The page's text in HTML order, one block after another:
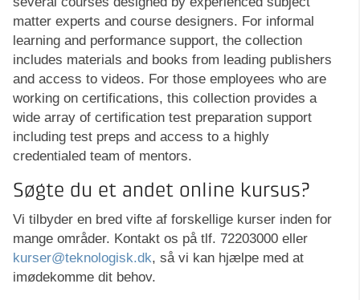
matter experts and course designers. For informal
learning and performance support, the collection
includes materials and books from leading publishers
and access to videos. For those employees who are
working on certifications, this collection provides a
wide array of certification test preparation support
including test preps and access to a highly
credentialed team of mentors.
Søgte du et andet online kursus?
Vi tilbyder en bred vifte af forskellige kurser inden for
mange områder. Kontakt os på tlf. 72203000 eller
kurser@teknologisk.dk, så vi kan hjælpe med at
imødekomme dit behov.